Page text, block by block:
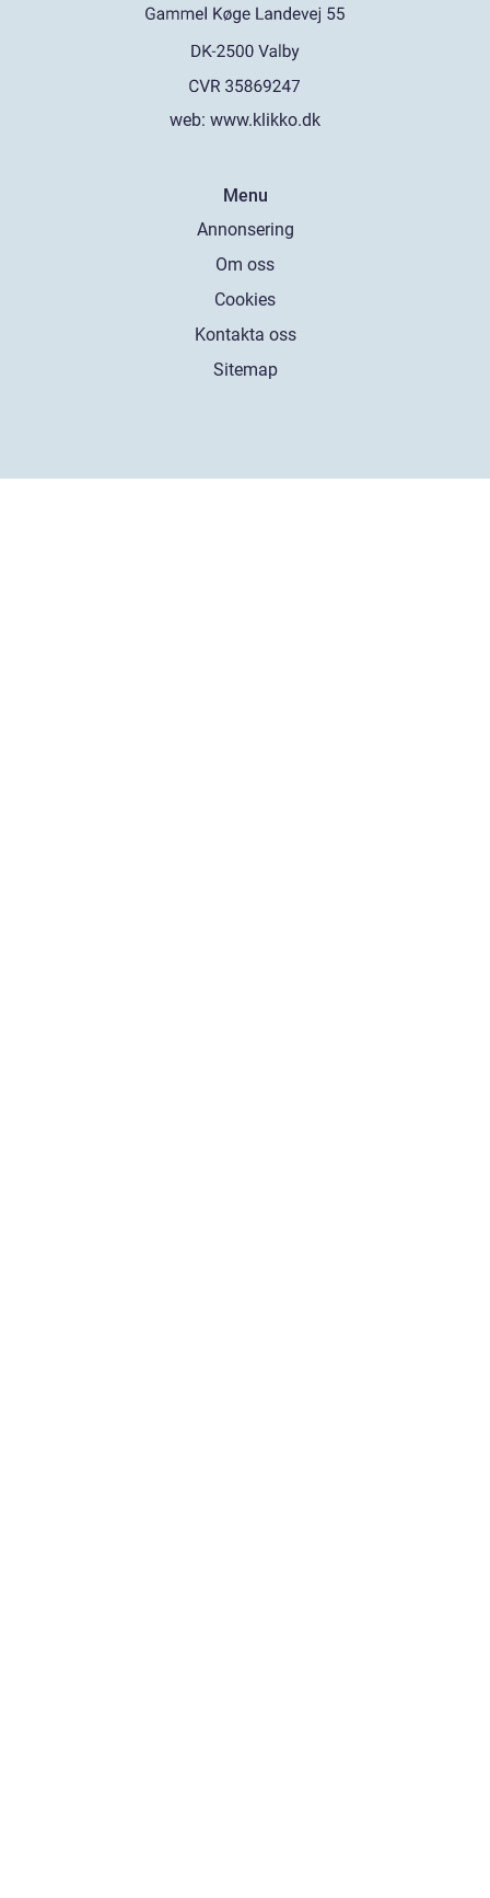
web: www.klikko.dk
Menu
Annonsering
Om oss
Cookies
Kontakta oss
Sitemap